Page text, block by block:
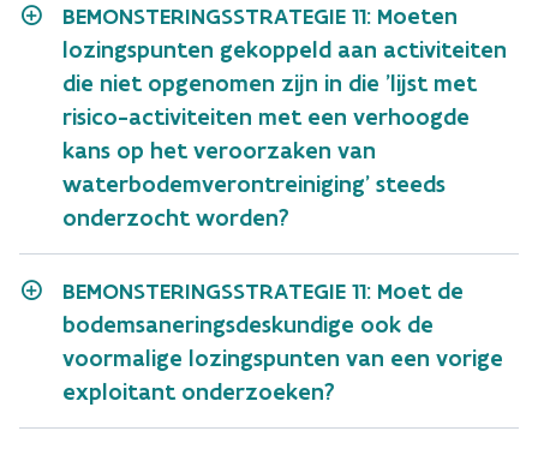
BEMONSTERINGSSTRATEGIE 11: Moeten
lozingspunten gekoppeld aan activiteiten
die niet opgenomen zijn in die 'lijst met
risico-activiteiten met een verhoogde
kans op het veroorzaken van
waterbodemverontreiniging' steeds
onderzocht worden?
BEMONSTERINGSSTRATEGIE 11: Moet de
bodemsaneringsdeskundige ook de
voormalige lozingspunten van een vorige
exploitant onderzoeken?